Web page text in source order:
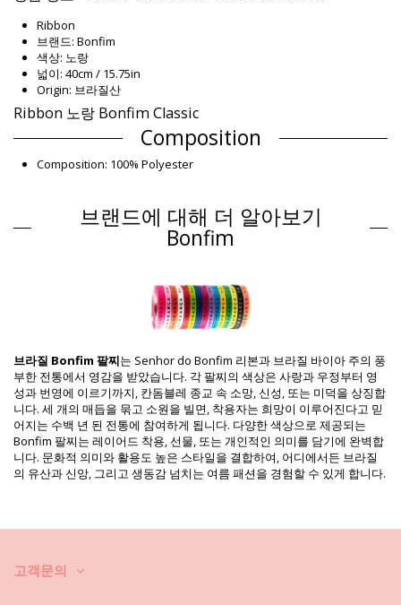
Ribbon
브랜드: Bonfim
색상: 노랑
넓이: 40cm / 15.75in
Origin: 브라질산
Ribbon 노랑 Bonfim Classic
Composition
Composition: 100% Polyester
구분: Unisex, Ribbon
패키지 포함 항목: 1 x Ribbon (포함되지 않는 다른 액세서리)
공급업체 참고: LOT OF H-03-AMARELO CANARIO
중량: 10g / 0.02lb / 0.35oz
세탁 및 관리 안내
관리 안내 사항: Bonfim Lot Of 10 Bonfim - Canario
수영할 때는 착용하지 말고 보관용 케이스에 넣으세요.
쥬얼리를 착용한 후에는 청결하고 부드러운 천을 촉촉하게 적셔서 닦으세
요.
전용 수납 공간이 있는 보관용 케이스에 넣으세요. 안감이 직물이면 더 좋
비디오 보기 Ribbon Lot Of 10 Bonfim - Canario Bonfim
브랜드에 대해 더 알아보기
Bonfim
브라질 Bonfim 팔찌는 Senhor do Bonfim 리본과 브라질 바이아 주의 풍
부한 전통에서 영감을 받았습니다. 각 팔찌의 색상은 사랑과 우정부터 영
성과 번영에 이르기까지, 칸돔블레 종교 속 소망, 신성, 또는 미덕을 상징합
니다. 세 개의 매듭을 묶고 소원을 빌면, 착용자는 희망이 이루어진다고 믿
어지는 수백 년 된 전통에 참여하게 됩니다. 다양한 색상으로 제공되는
Bonfim 팔찌는 레이어드 착용, 선물, 또는 개인적인 의미를 담기에 완벽합
니다. 문화적 의미와 활용도 높은 스타일을 결합하여, 어디에서든 브라질
의 유산과 신앙, 그리고 생동감 넘치는 여름 패션을 경험할 수 있게 합니다.
고객문의